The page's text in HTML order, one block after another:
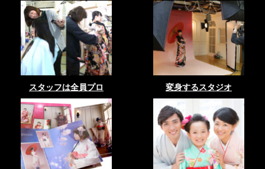
スタッフは全員プロ 変身するスタジオ